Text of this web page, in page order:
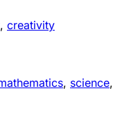
, creativity
, science,